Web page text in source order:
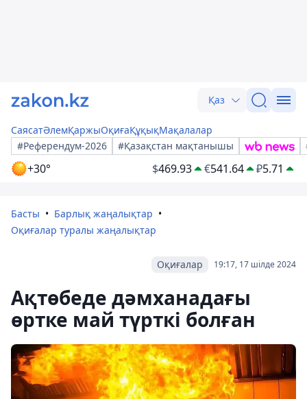
Қаз
СаясатӘлемҚаржыОқиғаҚұқықМақалалар
#Референдум-2026
#Қазақстан мақтанышы
+30° $469.93 €541.64 ₽5.71
Басты
Барлық жаңалықтар
Оқиғалар туралы жаңалықтар
19:17, 17 шілде 2024
Оқиғалар
Ақтөбеде дәмханадағы
өртке май түрткі болған